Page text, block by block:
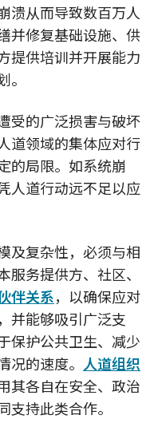
溃从而导致数百万人
并修复基础设施、供
提供培训并开展能力
受的广泛损害与破坏
道领域的集体应对行
的局限。如系统崩
人道行动远不足以应
及复杂性，必须与相
务提供方、社区、
伴关系，以确保应对
并能够吸引广泛支
保护公共卫生、减少
的速度。 人道组织
其各自在安全、政治
持此类合作。